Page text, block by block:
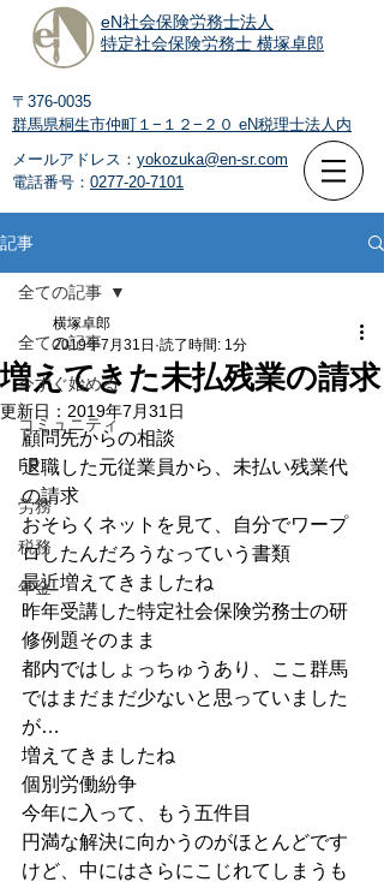
eN社会保険労務士法人
特定社会保険労務士 横塚卓郎
〒376-0035
群馬県桐生市仲町１−１２−２０ eN税理士法人内
メールアドレス： yokozuka@en-sr.com
電話番号： 0277-20-7101
記事
全ての記事
今すぐ始める
コミュニティ
FP
労務
税務
年金
全ての記事
増えてきた未払残業の請求
横塚卓郎
2019年7月31日 読了時間: 1分
更新日： 2019年7月31日
顧問先からの相談
退職した元従業員から、未払い残業代
の請求
おそらくネットを見て、自分でワープ
ロしたんだろうなっていう書類
最近増えてきましたね
昨年受講した特定社会保険労務士の研
修例題そのまま
都内ではしょっちゅうあり、ここ群馬
ではまだまだ少ないと思っていました
が…
増えてきましたね
個別労働紛争
今年に入って、もう五件目
円満な解決に向かうのがほとんどです
けど、中にはさらにこじれてしまうも